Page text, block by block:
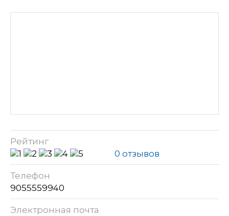
Рейтинг
0 отзывов
Телефон
9055559940
Электронная почта